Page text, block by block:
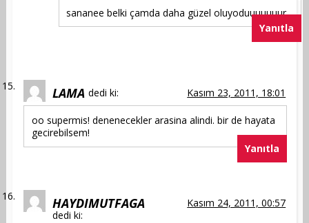
sananee belki çamda daha güzel oluyoduuuuuuur
Yanıtla
LAMA dedi ki: Kasım 23, 2011, 18:01
oo supermis! denenecekler arasina alindi. bir de hayata
gecirebilsem!
Yanıtla
HAYDIMUTFAGA
dedi ki:
Kasım 24, 2011, 00:57